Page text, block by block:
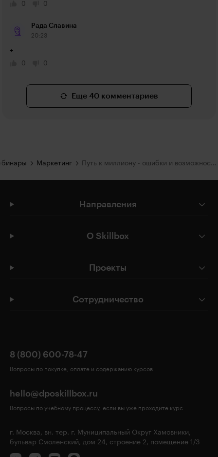
0
0
Рада Славина
20:23
+
0
0
Еще 40 комментариев
Маркетинг Путь к миллиону - ошибки и возможности селлера
Направления
О Skillbox
Проекты
Сотрудничество
8 (800) 600-78-47
Вопросы по покупке, оплате и содержанию курсов
hello@dposkillbox.ru
Вопросы по учебному процессу, если вы уже проходите курс
г. Москва, вн. тер. г. Муниципальный Округ Хамовники,
бульвар Смоленский, дом 24, строение 2, помещение 1/3